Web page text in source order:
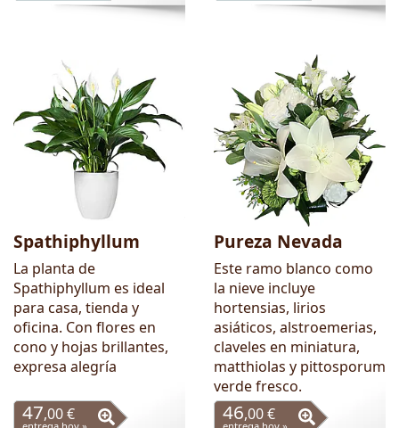
Spathiphyllum
La planta de
Spathiphyllum es ideal
para casa, tienda y
oficina. Con flores en
cono y hojas brillantes,
expresa alegría
47,00 €
Pureza Nevada
Este ramo blanco como
la nieve incluye
hortensias, lirios
asiáticos, alstroemerias,
claveles en miniatura,
matthiolas y pittosporum
verde fresco.
46,00 €